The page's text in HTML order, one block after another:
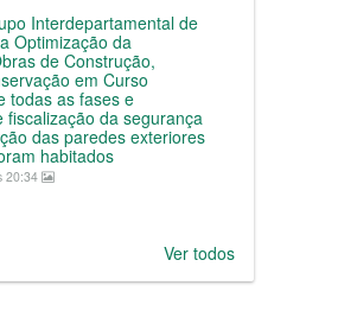
Interdepartamental de
Optimização da
de Construção,
em Curso
todas as fases e
fiscalização da segurança
das paredes exteriores
habitados
20:34
Ver todos